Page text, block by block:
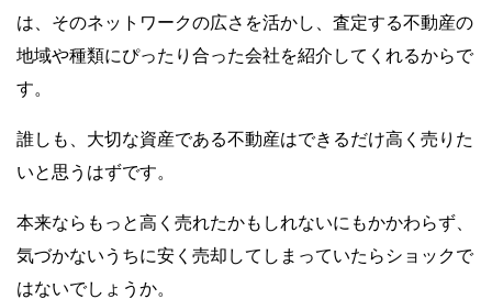
は、そのネットワークの広さを活かし、査定する不動産の
地域や種類にぴったり合った会社を紹介してくれるからで
す。
誰しも、大切な資産である不動産はできるだけ高く売りた
いと思うはずです。
本来ならもっと高く売れたかもしれないにもかかわらず、
気づかないうちに安く売却してしまっていたらショックで
はないでしょうか。